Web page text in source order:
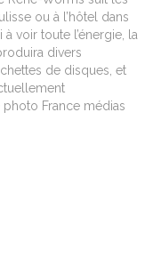
ou à l’hôtel dans
voir toute l’énergie, la
divers
de disques, et
France médias